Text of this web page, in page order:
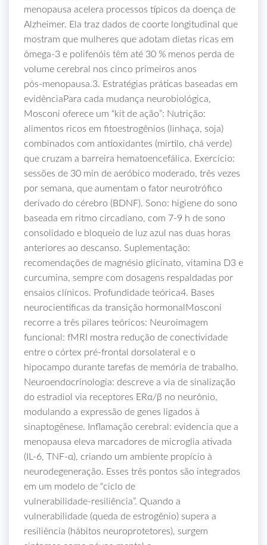
menopausa acelera processos típicos da doença de
Alzheimer. Ela traz dados de coorte longitudinal que
mostram que mulheres que adotam dietas ricas em
ômega‑3 e polifenóis têm até 30 % menos perda de
volume cerebral nos cinco primeiros anos
pós‑menopausa.3. Estratégias práticas baseadas em
evidênciaPara cada mudança neurobiológica,
Mosconi oferece um “kit de ação”: Nutrição:
alimentos ricos em fitoestrogênios (linhaça, soja)
combinados com antioxidantes (mirtilo, chá verde)
que cruzam a barreira hematoencefálica. Exercício:
sessões de 30 min de aeróbico moderado, três vezes
por semana, que aumentam o fator neurotrófico
derivado do cérebro (BDNF). Sono: higiene do sono
baseada em ritmo circadiano, com 7‑9 h de sono
consolidado e bloqueio de luz azul nas duas horas
anteriores ao descanso. Suplementação:
recomendações de magnésio glicinato, vitamina D3 e
curcumina, sempre com dosagens respaldadas por
ensaios clínicos. Profundidade teórica4. Bases
neurocientíficas da transição hormonalMosconi
recorre a três pilares teóricos: Neuroimagem
funcional: fMRI mostra redução de conectividade
entre o córtex pré-frontal dorsolateral e o
hipocampo durante tarefas de memória de trabalho.
Neuroendocrinologia: descreve a via de sinalização
do estradiol via receptores ERα/β no neurônio,
modulando a expressão de genes ligados à
sinaptogênese. Inflamação cerebral: evidencia que a
menopausa eleva marcadores de microglia ativada
(IL‑6, TNF‑α), criando um ambiente propício à
neurodegeneração. Esses três pontos são integrados
em um modelo de “ciclo de
vulnerabilidade‑resiliência”. Quando a
vulnerabilidade (queda de estrogênio) supera a
resiliência (hábitos neuroprotetores), surgem